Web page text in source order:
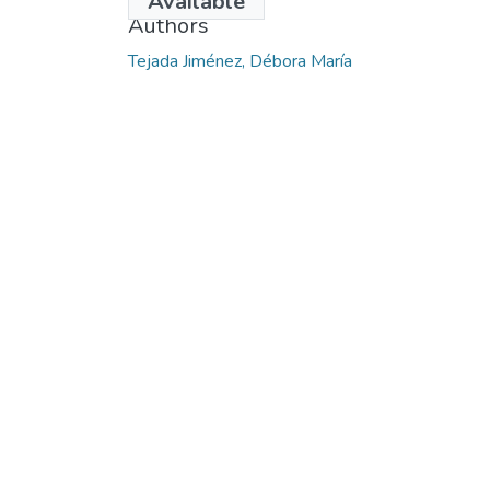
Authors
Tejada Jiménez, Débora María